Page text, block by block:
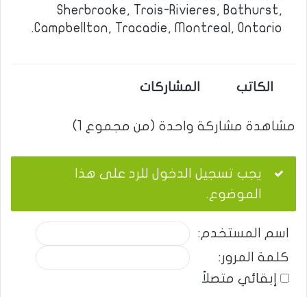
Sherbrooke, Trois-Rivieres, Bathurst,
Campbellton, Tracadie, Montreal, Ontario.
الكاتب المشاركات
مشاهدة مشاركة واحدة (من مجموع 1)
يجب تسجيل الدخول للرد على هذا
الموضوع.
اسم المستخدم:
كلمة المرور:
إبقائي متصلاً